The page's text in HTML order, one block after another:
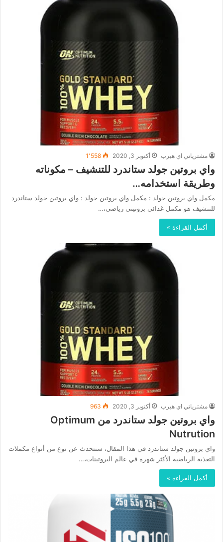
مشترياتي اي هيرب أكتوبر 3, 2020 1٬558
واي بروتين جولد ستاندرد للتنشيف – مكوناته
وطريقة استخدامه…
مكمل واي بروتين جولد : مكمل واي بروتين جولد : واي بروتين جولد ستاندرد
للتنشيف هو مكمل غذائي بروتيني رياضي،…
أكمل القراءة »
مشترياتي اي هيرب أكتوبر 3, 2020 963
واي بروتين جولد ستاندرد من Optimum
Nutrution
واي بروتين جولد ستاندرد في هذا المقال، سنتحدث عن نوع من أنواع مكملات
التغذية الرياضية الأكثر شهرة في عالم البروتينات،…
أكمل القراءة »